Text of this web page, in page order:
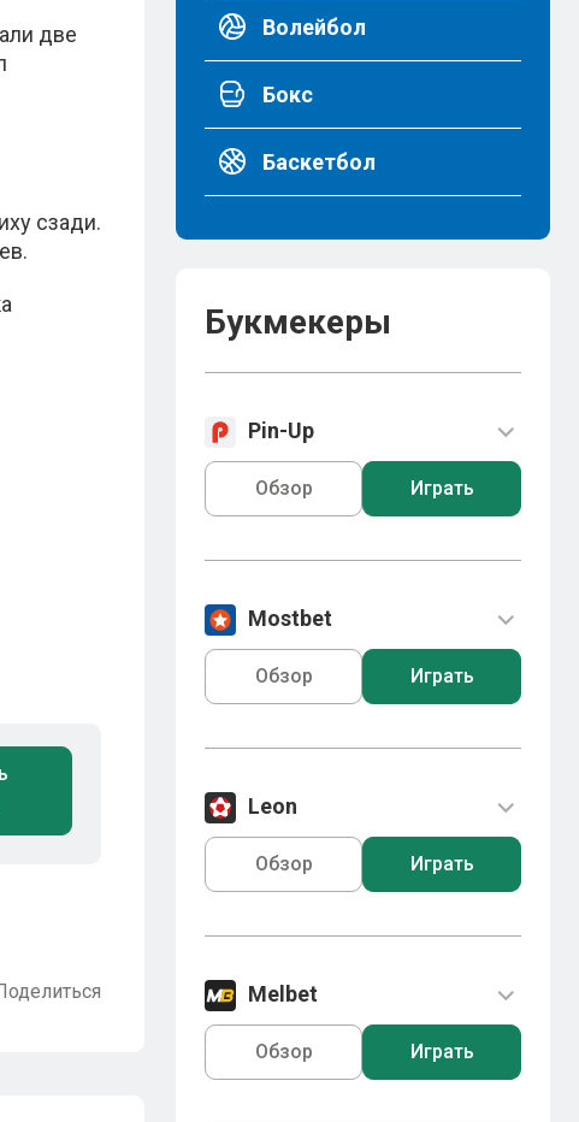
две
сзади.
Волейбол
Бокс
Баскетбол
Букмекеры
Pin-Up
Обзор Играть
Mostbet
Обзор Играть
Leon
Обзор Играть
Melbet
Обзор Играть